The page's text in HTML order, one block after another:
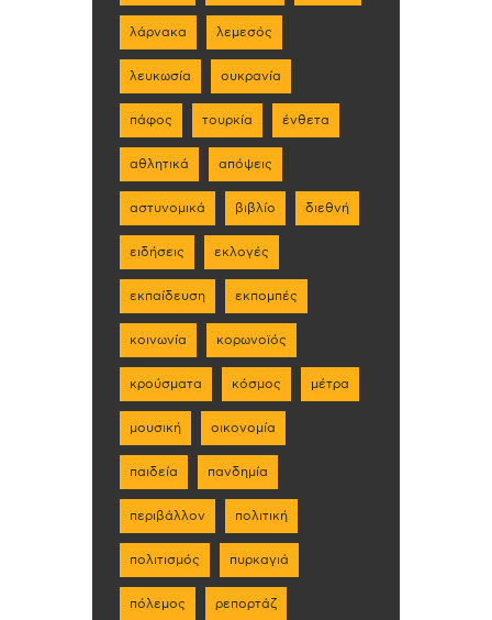
λάρνακα λεμεσός
λευκωσία ουκρανία
πάφος τουρκία ένθετα
αθλητικά απόψεις
αστυνομικά βιβλίο διεθνή
ειδήσεις εκλογές
εκπαίδευση εκπομπές
κοινωνία κορωνοϊός
κρούσματα κόσμος μέτρα
μουσική οικονομία
παιδεία πανδημία
περιβάλλον πολιτική
πολιτισμός πυρκαγιά
πόλεμος ρεπορτάζ